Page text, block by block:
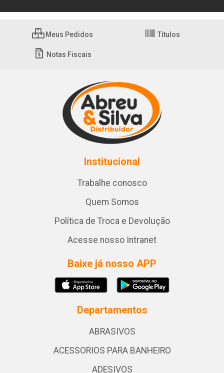
Meus Pedidos Títulos
Notas Fiscais
Institucional
Trabalhe conosco
Quem Somos
Política de Troca e Devolução
Acesse nosso Intranet
Baixe já nosso APP
Departamentos
ABRASIVOS
ACESSORIOS PARA BANHEIRO
ADESIVOS